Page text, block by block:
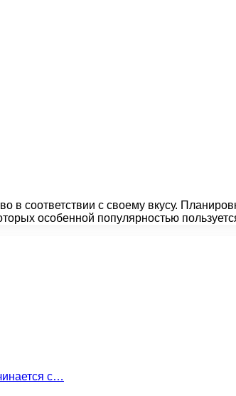
в соответствии с своему вкусу.
особенной популярностью
с…